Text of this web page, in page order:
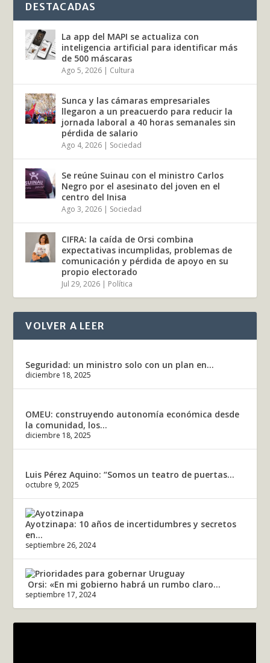
DESTACADAS
La app del MAPI se actualiza con
inteligencia artificial para identificar más
de 500 máscaras
Ago 5, 2026 | Cultura
Sunca y las cámaras empresariales
llegaron a un preacuerdo para reducir la
jornada laboral a 40 horas semanales sin
pérdida de salario
Ago 4, 2026 | Sociedad
Se reúne Suinau con el ministro Carlos
Negro por el asesinato del joven en el
centro del Inisa
Ago 3, 2026 | Sociedad
CIFRA: la caída de Orsi combina
expectativas incumplidas, problemas de
comunicación y pérdida de apoyo en su
propio electorado
Jul 29, 2026 | Política
VOLVER A LEER
Seguridad: un ministro solo con un plan en...
diciembre 18, 2025
OMEU: construyendo autonomía económica desde
la comunidad, los...
diciembre 18, 2025
Luis Pérez Aquino: “Somos un teatro de puertas...
octubre 9, 2025
Ayotzinapa: 10 años de incertidumbres y secretos
en...
septiembre 26, 2024
Orsi: «En mi gobierno habrá un rumbo claro...
septiembre 17, 2024